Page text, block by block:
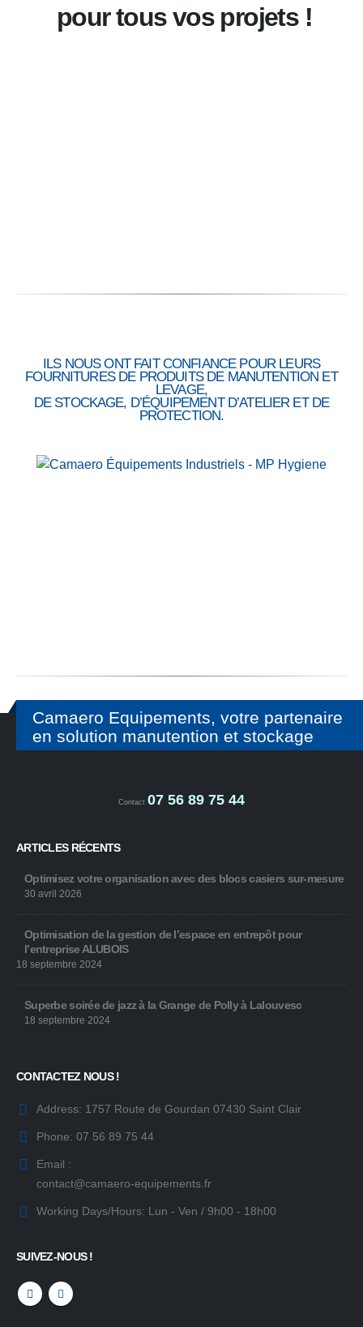
pour tous vos projets !
ILS NOUS ONT FAIT CONFIANCE POUR LEURS
FOURNITURES DE PRODUITS DE MANUTENTION ET
LEVAGE,
DE STOCKAGE, D’ÉQUIPEMENT D’ATELIER ET DE
PROTECTION.
Camaero Equipements, votre partenaire
en solution manutention et stockage
Contact 07 56 89 75 44
ARTICLES RÉCENTS
Optimisez votre organisation avec des blocs casiers sur-mesure
30 avril 2026
Optimisation de la gestion de l’espace en entrepôt pour
l’entreprise ALUBOIS
18 septembre 2024
Superbe soirée de jazz à la Grange de Polly à Lalouvesc
18 septembre 2024
CONTACTEZ NOUS !
Address: 1757 Route de Gourdan 07430 Saint Clair
Phone: 07 56 89 75 44
Email :
contact@camaero-equipements.fr
Working Days/Hours: Lun - Ven / 9h00 - 18h00
SUIVEZ-NOUS !